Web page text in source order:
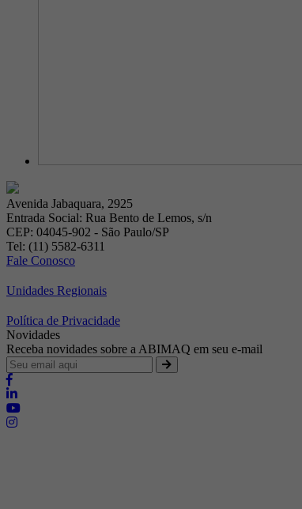
Avenida Jabaquara, 2925
Entrada Social: Rua Bento de Lemos, s/n
CEP: 04045-902 - São Paulo/SP
Tel: (11) 5582-6311
Fale Conosco
Unidades Regionais
Política de Privacidade
Novidades
Receba novidades sobre a ABIMAQ em seu e-mail